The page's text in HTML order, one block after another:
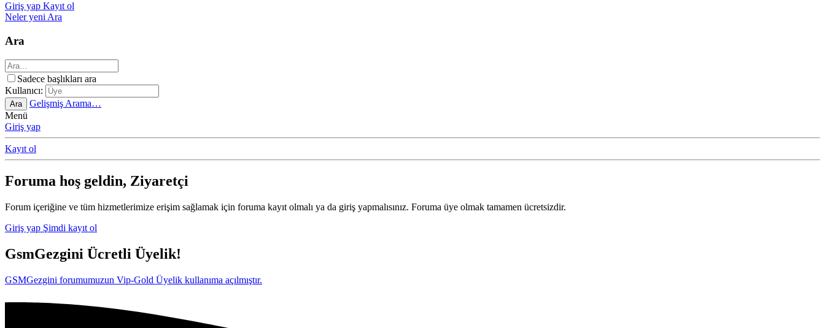
Giriş yap Kayıt ol
Neler yeniAra
Ara
Sadece başlıkları ara
Kullanıcı:
Ara
Gelişmiş Arama…
Menü
Giriş yap
Kayıt ol
Foruma hoş geldin, Ziyaretçi
Forum içeriğine ve tüm hizmetlerimize erişim sağlamak için foruma kayıt olmalı ya da giriş yapmalısınız. Foruma üye olmak tamamen ücretsizdir.
Giriş yap Şimdi kayıt ol
GsmGezgini Ücretli Üyelik!
GSMGezgini forumumuzun Vip-Gold Üyelik kullanıma açılmıştır.